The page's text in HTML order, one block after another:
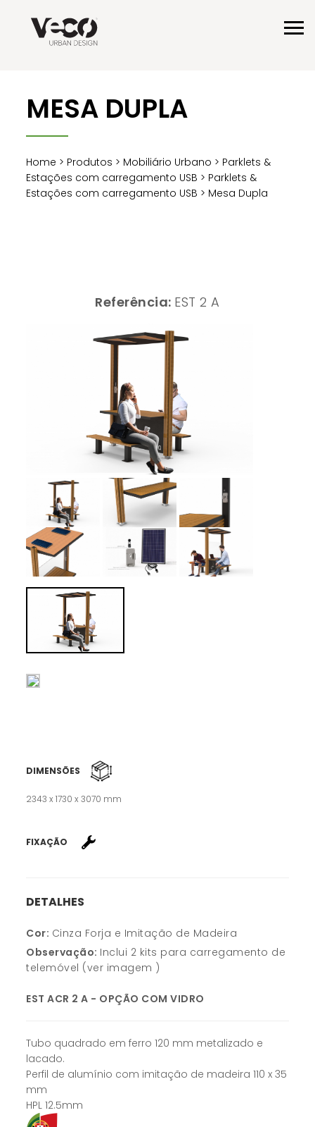
MESA DUPLA
Home > Produtos > Mobiliário Urbano > Parklets &
Estações com carregamento USB > Parklets &
Estações com carregamento USB > Mesa Dupla
Referência: EST 2 A
DIMENSÕES
2343 x 1730 x 3070 mm
FIXAÇÃO
DETALHES
Cor: Cinza Forja e Imitação de Madeira
Observação: Inclui 2 kits para carregamento de
telemóvel (ver imagem )
EST ACR 2 A - OPÇÃO COM VIDRO
Tubo quadrado em ferro 120 mm metalizado e
lacado.
Perfil de alumínio com imitação de madeira 110 x 35
mm
HPL 12.5mm